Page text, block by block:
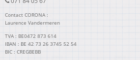
Contact CORONA :
Laurence Vandermeren
TVA : BE0472 873 614
IBAN : BE 42 73 26 3745 52 54
BIC : CREGBEBB